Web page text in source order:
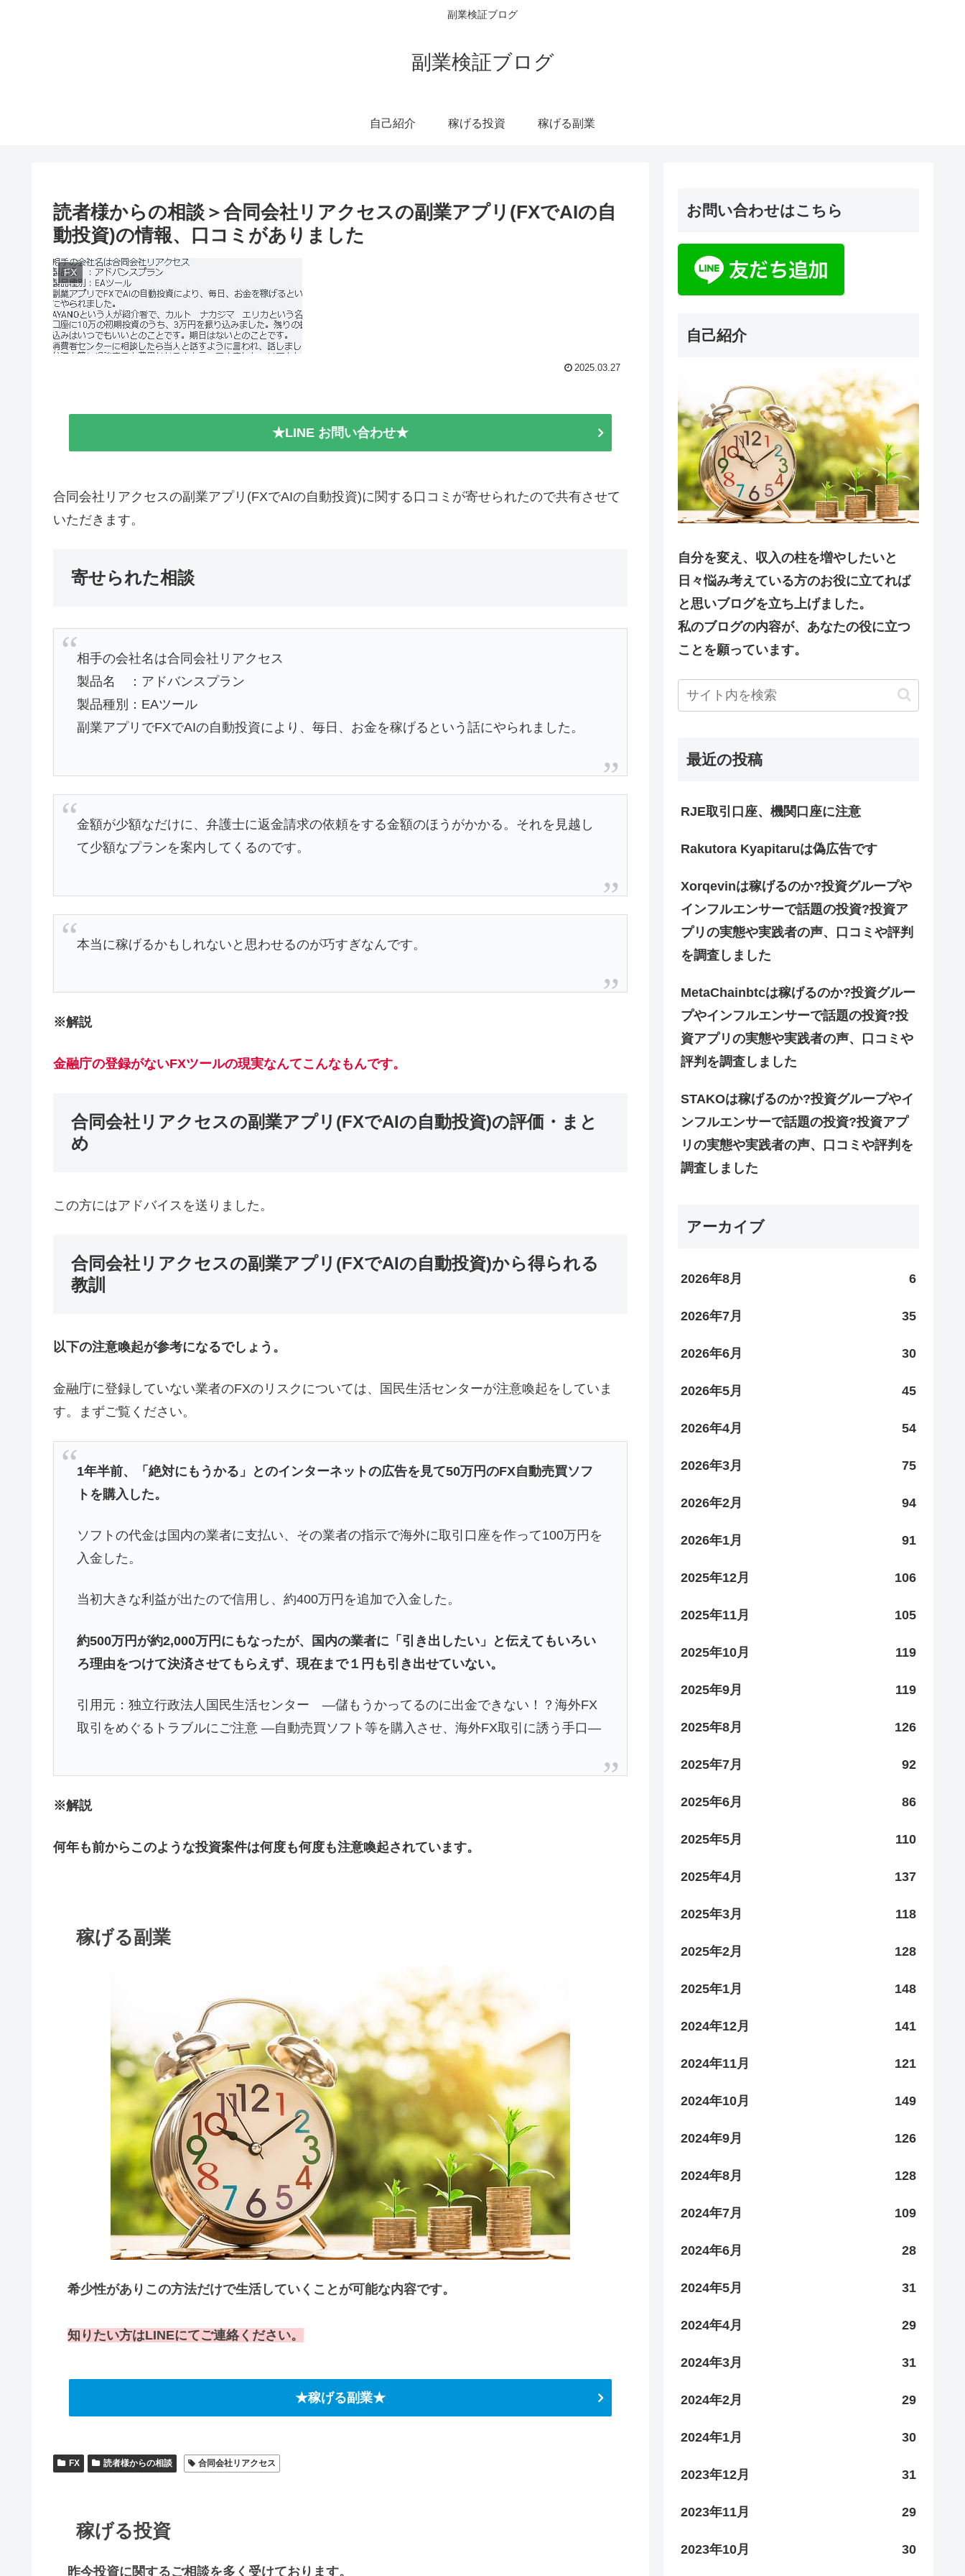
副業検証ブログ
副業検証ブログ
自己紹介 稼げる投資 稼げる副業
読者様からの相談＞合同会社リアクセスの副業アプリ(FXでAIの自
動投資)の情報、口コミがありました
FX
2025.03.27
★LINE お問い合わせ★
合同会社リアクセスの副業アプリ(FXでAIの自動投資)に関する口コミが寄せられたので共有させて
いただきます。
寄せられた相談
相手の会社名は合同会社リアクセス
製品名 ：アドバンスプラン
製品種別：EAツール
副業アプリでFXでAIの自動投資により、毎日、お金を稼げるという話にやられました。
金額が少額なだけに、弁護士に返金請求の依頼をする金額のほうがかかる。それを見越し
て少額なプランを案内してくるのです。
本当に稼げるかもしれないと思わせるのが巧すぎなんです。
※解説
金融庁の登録がないFXツールの現実なんてこんなもんです。
合同会社リアクセスの副業アプリ(FXでAIの自動投資)の評価・まと
め
この方にはアドバイスを送りました。
合同会社リアクセスの副業アプリ(FXでAIの自動投資)から得られる
教訓
以下の注意喚起が参考になるでしょう。
金融庁に登録していない業者のFXのリスクについては、国民生活センターが注意喚起をしていま
す。まずご覧ください。
1年半前、「絶対にもうかる」とのインターネットの広告を見て50万円のFX自動売買ソフ
トを購入した。
ソフトの代金は国内の業者に支払い、その業者の指示で海外に取引口座を作って100万円を
入金した。
当初大きな利益が出たので信用し、約400万円を追加で入金した。
約500万円が約2,000万円にもなったが、国内の業者に「引き出したい」と伝えてもいろい
ろ理由をつけて決済させてもらえず、現在まで１円も引き出せていない。
引用元：独立行政法人国民生活センター ―儲もうかってるのに出金できない！？海外FX
取引をめぐるトラブルにご注意 ―自動売買ソフト等を購入させ、海外FX取引に誘う手口―
※解説
何年も前からこのような投資案件は何度も何度も注意喚起されています。
稼げる副業
希少性がありこの方法だけで生活していくことが可能な内容です。
知りたい方はLINEにてご連絡ください。
★稼げる副業★
FX 読者様からの相談 合同会社リアクセス
稼げる投資
昨今投資に関するご相談を多く受けております。
お問い合わせはこちら
自己紹介
自分を変え、収入の柱を増やしたいと
日々悩み考えている方のお役に立てれば
と思いブログを立ち上げました。
私のブログの内容が、あなたの役に立つ
ことを願っています。
最近の投稿
RJE取引口座、機関口座に注意
Rakutora Kyapitaruは偽広告です
Xorqevinは稼げるのか?投資グループや
インフルエンサーで話題の投資?投資ア
プリの実態や実践者の声、口コミや評判
を調査しました
MetaChainbtcは稼げるのか?投資グルー
プやインフルエンサーで話題の投資?投
資アプリの実態や実践者の声、口コミや
評判を調査しました
STAKOは稼げるのか?投資グループやイ
ンフルエンサーで話題の投資?投資アプ
リの実態や実践者の声、口コミや評判を
調査しました
アーカイブ
2026年8月 6
2026年7月 35
2026年6月 30
2026年5月 45
2026年4月 54
2026年3月 75
2026年2月 94
2026年1月 91
2025年12月 106
2025年11月 105
2025年10月 119
2025年9月 119
2025年8月 126
2025年7月 92
2025年6月 86
2025年5月 110
2025年4月 137
2025年3月 118
2025年2月 128
2025年1月 148
2024年12月 141
2024年11月 121
2024年10月 149
2024年9月 126
2024年8月 128
2024年7月 109
2024年6月 28
2024年5月 31
2024年4月 29
2024年3月 31
2024年2月 29
2024年1月 30
2023年12月 31
2023年11月 29
2023年10月 30